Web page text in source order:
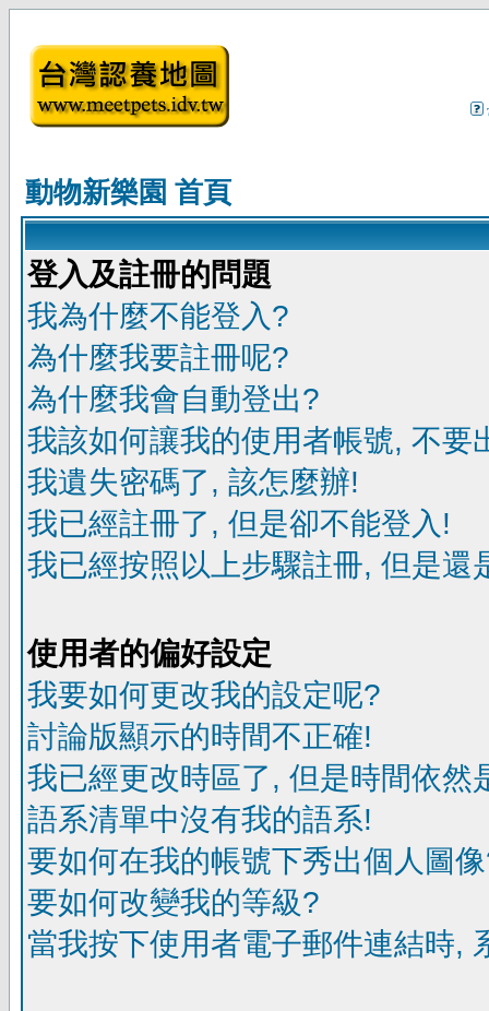
動物新樂園 首頁
登入及註冊的問題
我為什麼不能登入?
為什麼我要註冊呢?
為什麼我會自動登出?
我該如何讓我的使用者帳號, 不要
我遺失密碼了, 該怎麼辦!
我已經註冊了, 但是卻不能登入!
我已經按照以上步驟註冊, 但是還
使用者的偏好設定
我要如何更改我的設定呢?
討論版顯示的時間不正確!
我已經更改時區了, 但是時間依然
語系清單中沒有我的語系!
要如何在我的帳號下秀出個人圖
要如何改變我的等級?
當我按下使用者電子郵件連結時,